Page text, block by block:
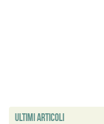
Ultimi articoli